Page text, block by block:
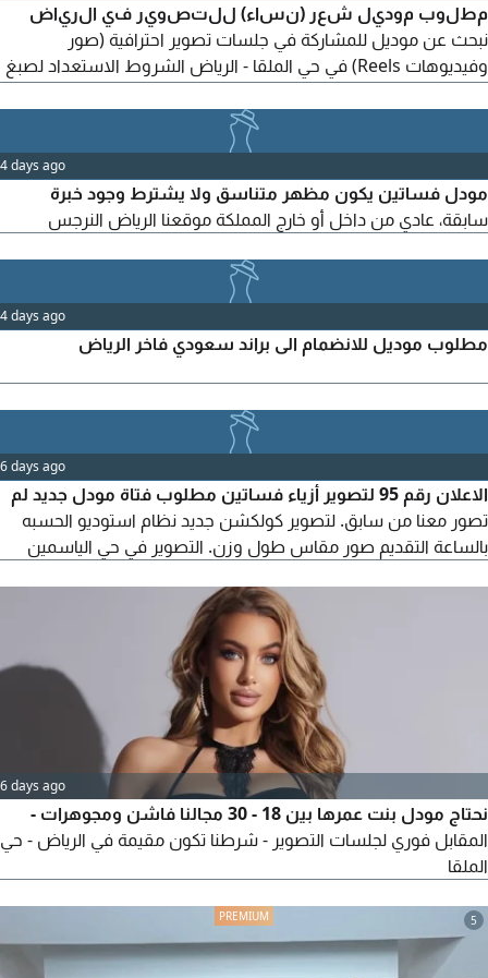
مطلوب موديل شعر (نساء) للتصوير في الرياض
نبحث عن موديل للمشاركة في جلسات تصوير احترافية (صور
وفيديوهات Reels) في حي الملقا - الرياض الشروط الاستعداد لصبغ
19 الى 32 سنة. الطول أكثر من 166 سم. الوزن جسم متناسق، أقل
4 days ago
مودل فساتين يكون مظهر متناسق ولا يشترط وجود خبرة
سابقة، عادي من داخل أو خارج المملكة موقعنا الرياض النرجس
4 days ago
مطلوب موديل للانضمام الى براند سعودي فاخر الرياض
6 days ago
الاعلان رقم 95 لتصوير أزياء فساتين مطلوب فتاة مودل جديد لم
تصور معنا من سابق. لتصوير كولكشن جديد نظام استوديو الحسبه
بالساعة التقديم صور مقاس طول وزن. التصوير في حي الياسمين
6 days ago
نحتاج مودل بنت عمرها بين 18 - 30 مجالنا فاشن ومجوهرات -
المقابل فوري لجلسات التصوير - شرطنا تكون مقيمة في الرياض - حي
الملقا
5